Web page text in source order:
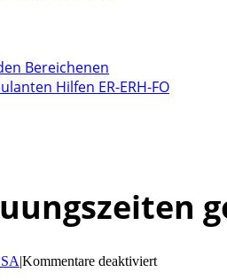
Bereichenen
Hilfen ER-ERH-FO
|Kommentare deaktiviertfür